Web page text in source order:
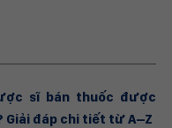
sĩ bán thuốc được
Giải đáp chi tiết từ A–Z